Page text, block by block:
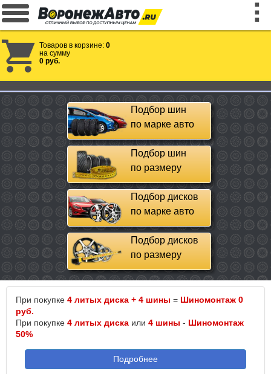
Товаров в корзине: 0
на сумму
0 руб.
Подбор шин
по марке авто
Подбор шин
по размеру
Подбор дисков
по марке авто
Подбор дисков
по размеру
При покупке 4 литых диска + 4 шины = Шиномонтаж 0
руб.
При покупке 4 литых диска или 4 шины - Шиномонтаж
50%
Подробнее